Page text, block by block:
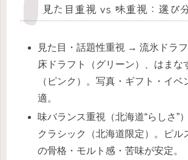
見た目重視 vs 味重視：選び
見た目・話題性重視 → 流氷ドラ
床ドラフト（グリーン）、はまな
（ピンク）。写真・ギフト・イベ
適。
味バランス重視（北海道“らしさ”
クラシック（北海道限定）。ピル
の骨格・モルト感・苦味が安定。